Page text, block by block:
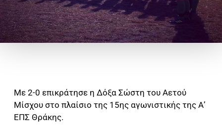
Με 2-0 επικράτησε η Δόξα Σώστη του Αετού
Μίσχου στο πλαίσιο της 15ης αγωνιστικής της Α’
ΕΠΣ Θράκης.